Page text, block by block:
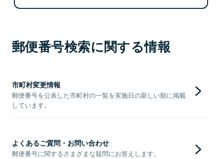
郵便番号検索に関する情報
市町村変更情報
郵便番号を公表した市町村の一覧を実施日の新しい順に掲載
しています。
よくあるご質問・お問い合わせ
郵便番号に関するさまざまな疑問にお答えします。